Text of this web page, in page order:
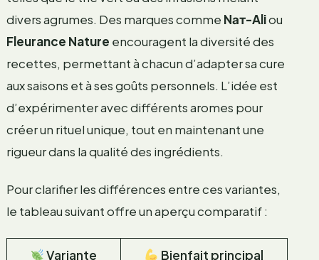
divers agrumes. Des marques comme Nат-Aliou
Fleurance Nature encouragent la diversité des
recettes, permettant à chacun d’adapter sa cure
aux saisons et à ses goûts personnels. L’idée est
d’expérimenter avec différents aromes pour
créer un rituel unique, tout en maintenant une
rigueur dans la qualité des ingrédients.
Pour clarifier les différences entre ces variantes,
le tableau suivant offre un aperçu comparatif :
Variante Bienfait principal